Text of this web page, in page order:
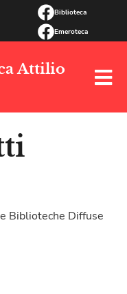
Biblioteca
Emeroteca
Attilio
Biblioteche Diffuse